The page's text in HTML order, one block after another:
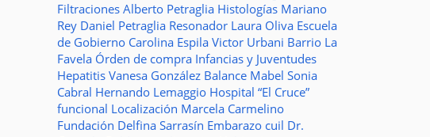
Filtraciones Alberto Petraglia Histologías Mariano
Rey Daniel Petraglia Resonador Laura Oliva Escuela
de Gobierno Carolina Espila Victor Urbani Barrio La
Favela Órden de compra Infancias y Juventudes
Hepatitis Vanesa González Balance Mabel Sonia
Cabral Hernando Lemaggio Hospital “El Cruce”
funcional Localización Marcela Carmelino
Fundación Delfina Sarrasín Embarazo cuil Dr.